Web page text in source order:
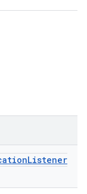
Listener